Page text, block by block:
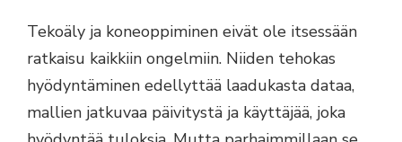
Tekoäly ja koneoppiminen eivät ole itsessään
ratkaisu kaikkiin ongelmiin. Niiden tehokas
hyödyntäminen edellyttää laadukasta dataa,
mallien jatkuvaa päivitystä ja käyttäjää, joka